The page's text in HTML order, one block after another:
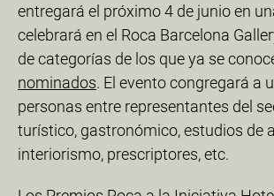
entregará el próximo 4 de junio en
celebrará en el Roca Barcelona
de categorías de los que ya se
nominados. El evento congregará a
personas entre representantes del
turístico, gastronómico, estudios de
interiorismo, prescriptores, etc.